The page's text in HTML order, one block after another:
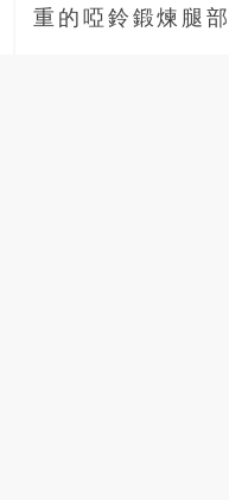
重的啞鈴鍛煉腿部